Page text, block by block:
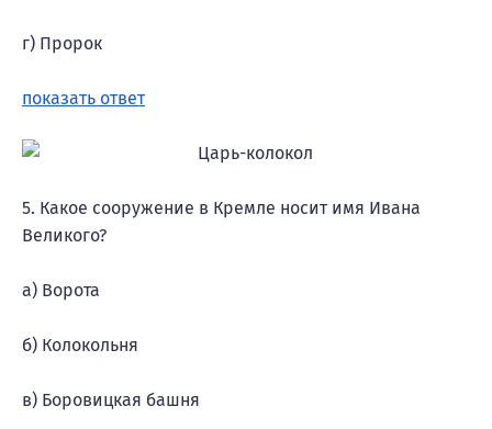
г) Пророк
показать ответ
5. Какое сооружение в Кремле носит имя Ивана
Великого?
а) Ворота
б) Колокольня
в) Боровицкая башня